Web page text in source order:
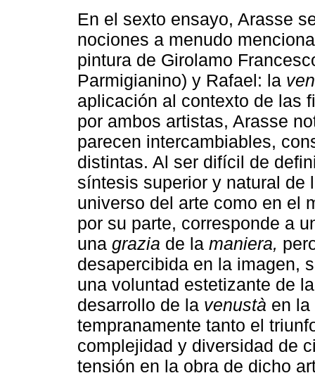
En el sexto ensayo, Arasse
nociones a menudo
pintura de Girolamo
Parmigianino) y Rafael: la
aplicación al contexto de las
por ambos artistas, Arasse
parecen intercambiables,
distintas. Al ser difícil de
síntesis superior y natural de
universo del arte como en el
por su parte, corresponde a
una grazia de la maniera,
desapercibida en la imagen,
una voluntad estetizante de
desarrollo de la venustà en la
tempranamente tanto el
complejidad y diversidad de
tensión en la obra de dicho